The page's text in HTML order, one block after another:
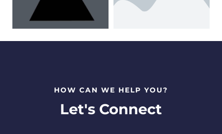
HOW CAN WE HELP YOU?
Let's Connect